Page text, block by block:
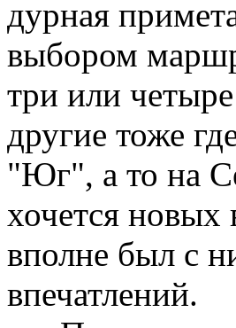
дурная
выбором
три или
другие тоже
"Юг", а то на
хочется новых
вполне был с
впечатлений.